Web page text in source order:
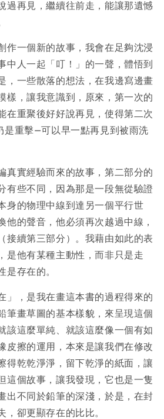
過再見，繼續往前走，能讓那遺憾
作一個新的故事，我會在足夠沈浸
中人一起「叮！」的一聲，體悟到
，一些散落的想法，在我邊寫邊畫
樣，讓我意識到，原來，第一次的
在重聚後好好說再見，使得第二次
是重擊—可以早一點再見到被雨洗
真實經驗而來的故事，第二部分的
有些不同，因為那是一段無從驗證
身的物理中線到達另一個平行世
他的聲音，他必須再次越過中線，
接續第三部分）。我藉由如此的表
是他有某種主動性，而非只是走
是存在的。
」，是我在畫這本書的過程得來的
筆畫草圖的基本樣貌，來呈現這個
該這麼單純、就該這麼像一個有如
皮擦的運用，本來是讓我們在修改
得乾乾淨淨，留下乾淨的紙面，讓
這個故事，讓我發現，它也是一隻
出不同於鉛筆的深淺，於是，在封
，卻更顯存在的比比。